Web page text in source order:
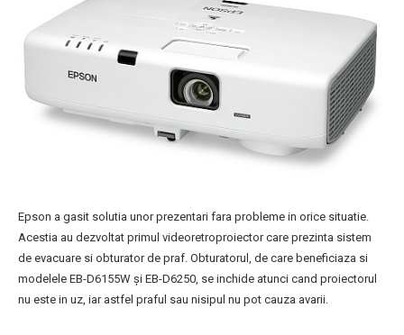
Epson a gasit solutia unor prezentari fara probleme in orice situatie.
Acestia au dezvoltat primul videoretroproiector care prezinta sistem
de evacuare si obturator de praf. Obturatorul, de care beneficiaza si
modelele EB-D6155W şi EB-D6250, se inchide atunci cand proiectorul
nu este in uz, iar astfel praful sau nisipul nu pot cauza avarii.